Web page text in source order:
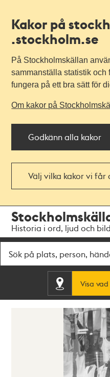
Kakor på
.stockholm.se
På Stockholmskällan
sammanställa statistik och
fungera på ett bra sätt för
Om kakor på
Godkänn alla kakor
Välj vilka kakor vi får
navigationen
huvudinnehållet
Historia i ord, ljud och bild
Visa